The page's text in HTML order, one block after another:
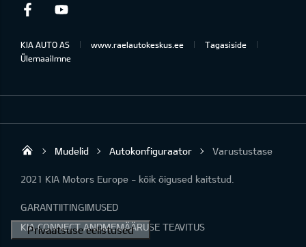
Facebook
KIA AUTO AS www.raelautokeskus.ee
Tagasiside
Ülemaailmne
Rael Autokeskus OÜ
Mudelid Autokonfiguraator Varustustase
2021 KIA Motors Europe - kõik õigused kaitstud.
GARANTIITINGIMUSED
KIA CONNECT ANDMEMÄÄRUSE TEAVITUS